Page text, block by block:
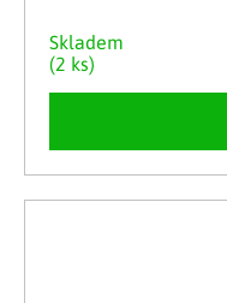
Skladem
(2 ks)